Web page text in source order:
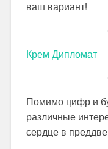
ваш вариант!
Крем Дипломат
Помимо цифр и
различные
сердце в